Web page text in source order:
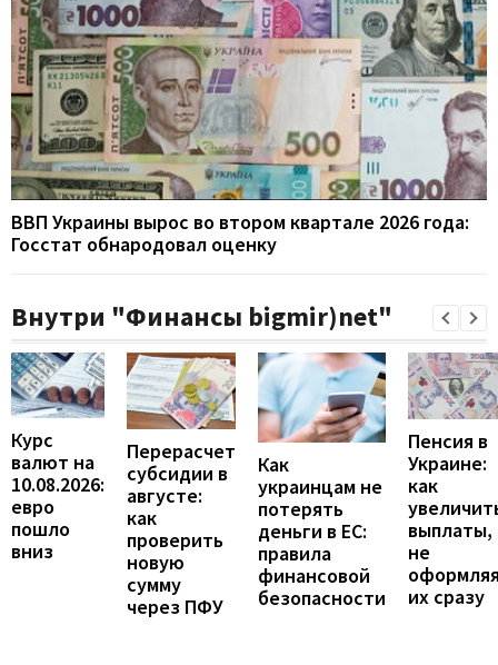
ВВП Украины вырос во втором квартале 2026 года:
Госстат обнародовал оценку
Внутри "Финансы bigmir)net"
Курс
валют на
10.08.2026:
евро
пошло
вниз
Перерасчет
субсидии в
августе:
как
проверить
новую
сумму
через ПФУ
Как
украинцам не
потерять
деньги в ЕС:
правила
финансовой
безопасности
Пенсия в
Украине:
как
выплаты,
не
их сразу